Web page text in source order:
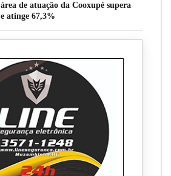
de atuação da Cooxupé supera
atinge 67,3%